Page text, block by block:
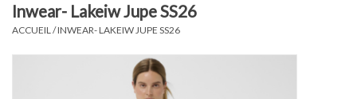
MAGASINEZ
Inwear- Lakeiw Jupe SS26
ACCUEIL /INWEAR- LAKEIW JUPE SS26